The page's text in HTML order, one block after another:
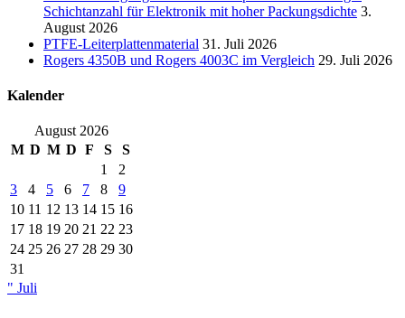
Schichtanzahl für Elektronik mit hoher Packungsdichte 3.
August 2026
PTFE-Leiterplattenmaterial 31. Juli 2026
Rogers 4350B und Rogers 4003C im Vergleich 29. Juli 2026
Kalender
August 2026
M D M D F S
S
1
2
3
4 5 6 7 8
9
10 11 12 13 14 15 16
17 18 19 20 21 22 23
24 25 26 27 28 29 30
31
" Juli